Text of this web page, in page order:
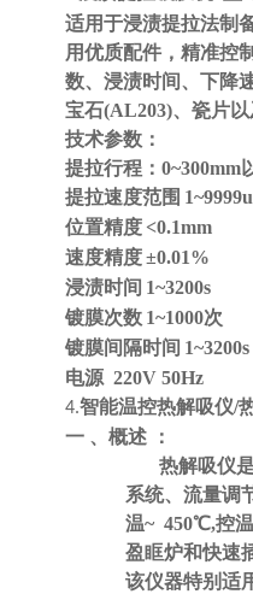
适用于浸渍提拉法制
用优质配件，精准控
数、浸渍时间、下降
宝石(AL203)、瓷片
技术参数：
提拉行程：0~300mm
提拉速度范围
位置精度<0.1mm
速度精度±0.01%
浸渍时间 1~3200s
镀膜次数 1~1000次
镀膜间隔时间 1~3200s
电源 220V 50Hz
4.智能温控热解吸仪/
一 、概述 ：
热解吸仪
系统、流量调
温~ 450℃,控
盈眶炉和快速
该仪器特别适